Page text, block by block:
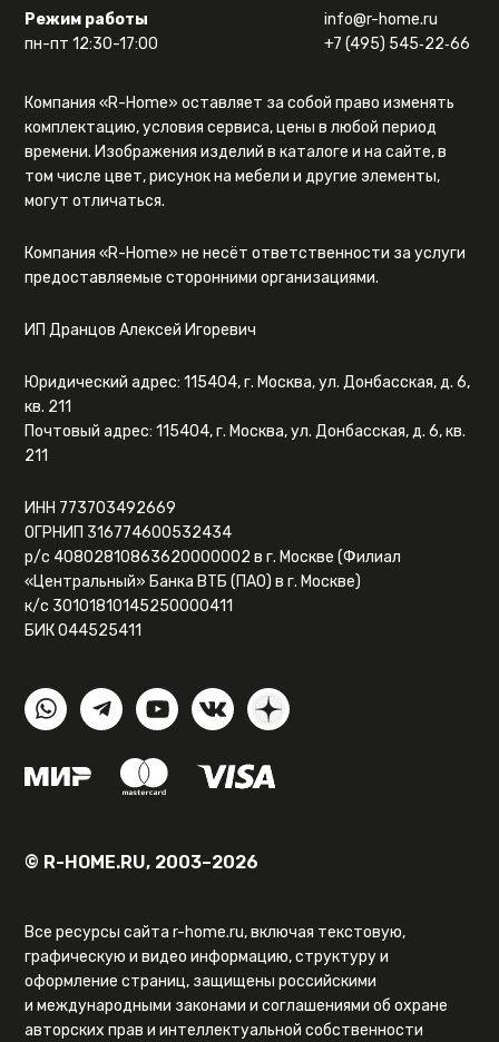
Режим работы
пн-пт 12:30-17:00
info@r-home.ru
+7 (495) 545‑22‑66
Компания «R-Home» оставляет за собой право изменять
комплектацию, условия сервиса, цены в любой период
времени. Изображения изделий в каталоге и на сайте, в
том числе цвет, рисунок на мебели и другие элементы,
могут отличаться.
Компания «R-Home» не несёт ответственности за услуги
предоставляемые сторонними организациями.
ИП Дранцов Алексей Игоревич
Юридический адрес: 115404, г. Москва, ул. Донбасская, д. 6,
кв. 211
Почтовый адрес: 115404, г. Москва, ул. Донбасская, д. 6, кв.
211
ИНН 773703492669
ОГРНИП 316774600532434
р/с 40802810863620000002 в г. Москве (Филиал
«Центральный» Банка ВТБ (ПАО) в г. Москве)
к/с 30101810145250000411
БИК 044525411
© R-HOME.RU, 2003–2026
Все ресурсы сайта r-home.ru, включая текстовую,
графическую и видео информацию, структуру и
оформление страниц, защищены российскими
и международными законами и соглашениями об охране
авторских прав и интеллектуальной собственности